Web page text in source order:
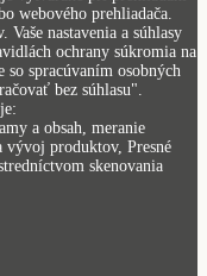
webového prehliadača.
nastavenia a súhlasy
ochrany súkromia na
spracúvaním osobných
bez súhlasu".
a obsah, meranie
vývoj produktov, Presné
skenovania